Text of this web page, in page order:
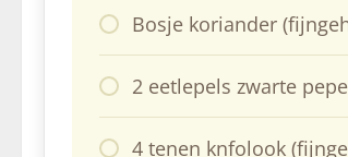
Bosje koriander
2 eetlepels zwarte
4 tenen knfolook